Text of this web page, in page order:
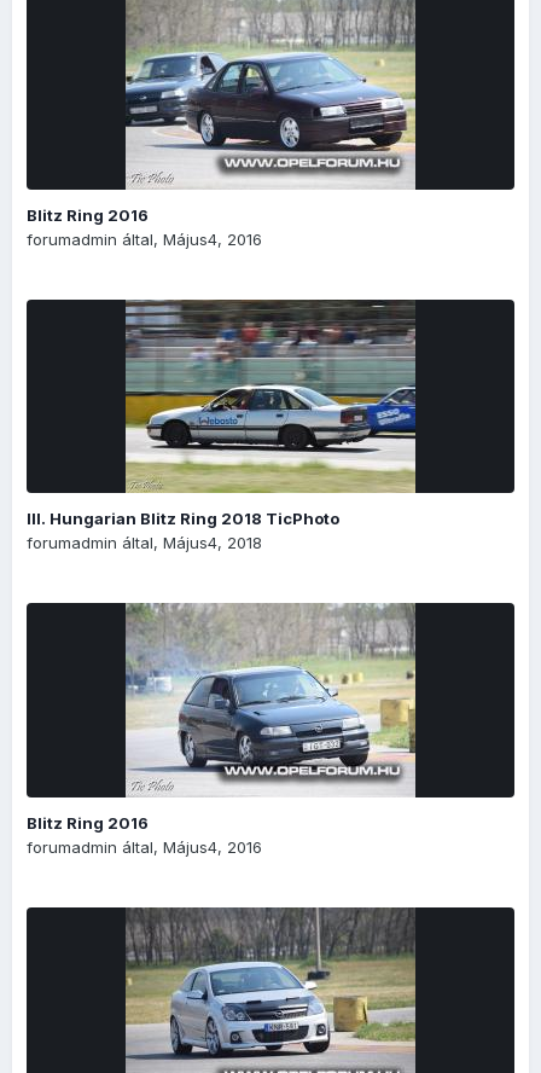
Blitz Ring 2016
forumadmin által, Május4, 2016
III. Hungarian Blitz Ring 2018 TicPhoto
forumadmin által, Május4, 2018
Blitz Ring 2016
forumadmin által, Május4, 2016